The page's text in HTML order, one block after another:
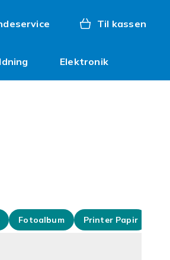
Til kassen
Elektronik
Fotoalbum Printer Papir